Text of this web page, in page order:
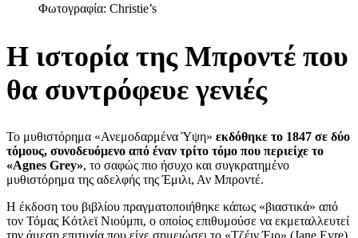
Φωτογραφία: Christie’s
Η ιστορία της Μπροντέ που
θα συντρόφευε γενιές
Το μυθιστόρημα «Ανεμοδαρμένα Ύψη» εκδόθηκε το 1847 σε δύο
τόμους, συνοδευόμενο από έναν τρίτο τόμο που περιείχε το
«Agnes Grey», το σαφώς πιο ήσυχο και συγκρατημένο
μυθιστόρημα της αδελφής της Έμιλι, Αν Μπροντέ.
Η έκδοση του βιβλίου πραγματοποιήθηκε κάπως «βιαστικά» από
τον Τόμας Κότλεϊ Νιούμπι, ο οποίος επιθυμούσε να εκμεταλλευτεί